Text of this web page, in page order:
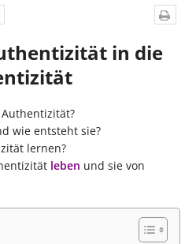
in die
wie entsteht sie?
lernen?
leben und sie von